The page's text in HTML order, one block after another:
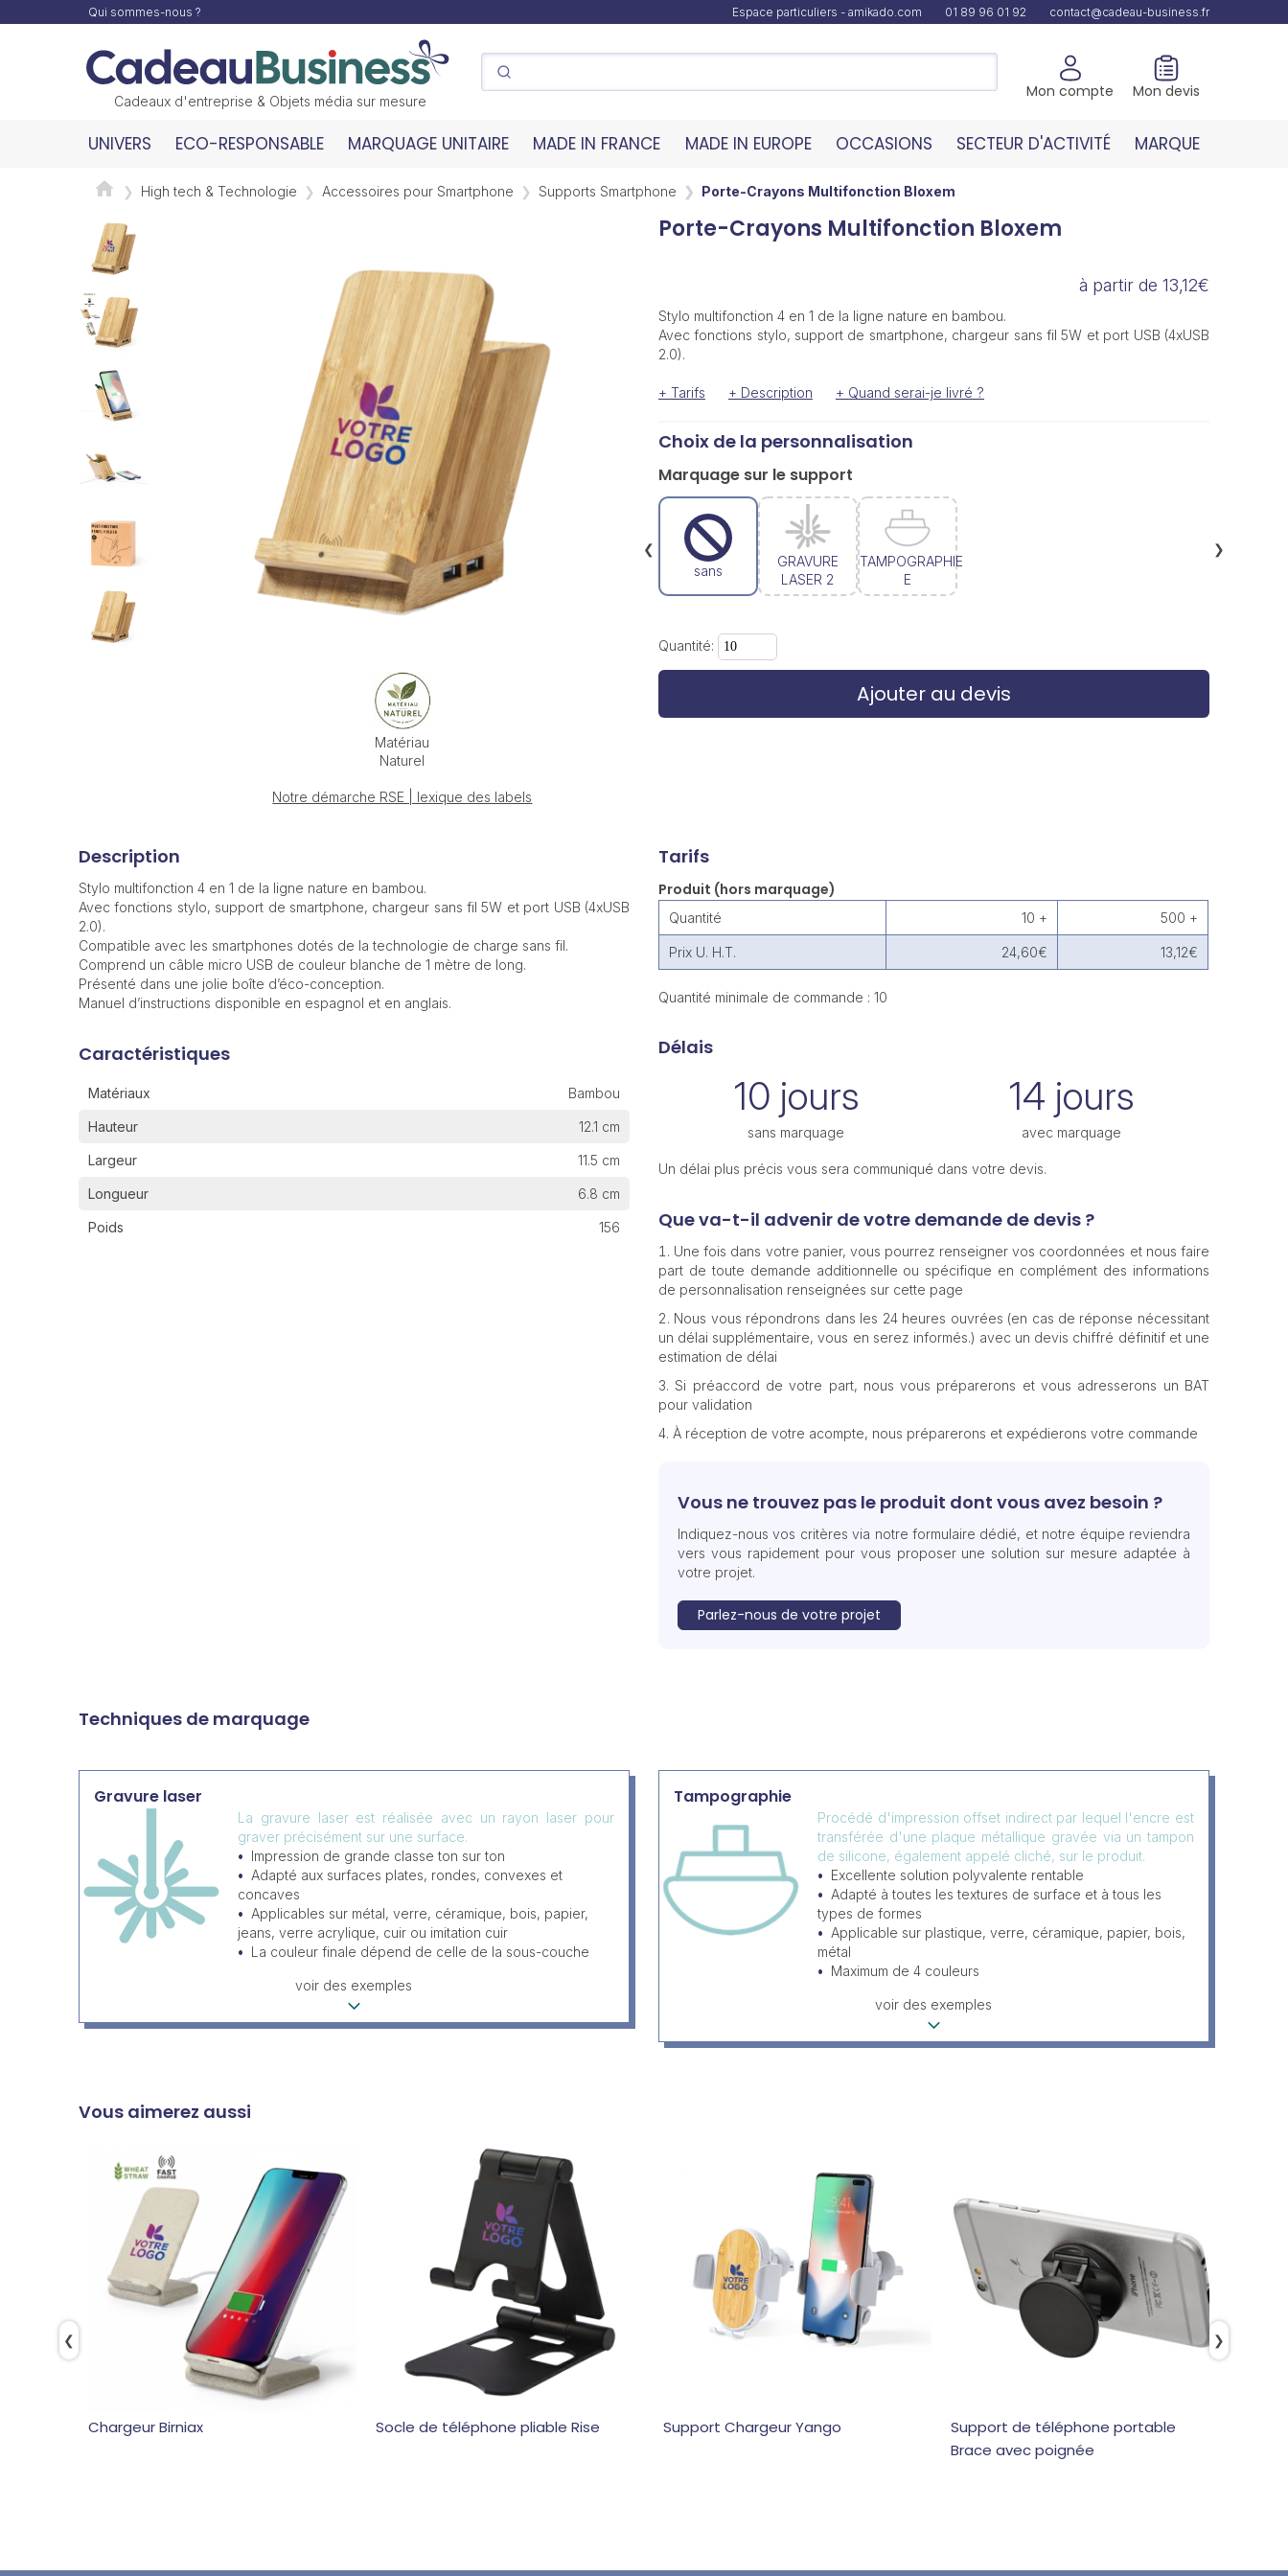
Qui sommes-nous ? Espace particuliers - amikado.com 01 89 96 01 92 contact@cadeau-business.fr
Cadeaux d'entreprise & Objets média sur mesure
Mon compte Mon devis
UNIVERS ECO-RESPONSABLE MARQUAGE UNITAIRE MADE IN FRANCE MADE IN EUROPE OCCASIONS SECTEUR D'ACTIVITÉ MARQUE
High tech & Technologie Accessoires pour Smartphone Supports Smartphone Porte-Crayons Multifonction Bloxem
Matériau
Naturel
Notre démarche RSE | lexique des labels
Porte-Crayons Multifonction Bloxem
à partir de 13,12€
Stylo multifonction 4 en 1 de la ligne nature en bambou.
Avec fonctions stylo, support de smartphone, chargeur sans fil 5W et port USB (4xUSB
2.0).
+ Tarifs + Description + Quand serai-je livré ?
Choix de la personnalisation
Marquage sur le support
sans
GRAVURE
LASER 2
TAMPOGRAPHIE
E
❯
❮
Quantité:
Ajouter au devis
Description
Stylo multifonction 4 en 1 de la ligne nature en bambou.
Avec fonctions stylo, support de smartphone, chargeur sans fil 5W et port USB (4xUSB
2.0).
Compatible avec les smartphones dotés de la technologie de charge sans fil.
Comprend un câble micro USB de couleur blanche de 1 mètre de long.
Présenté dans une jolie boîte d’éco-conception.
Manuel d’instructions disponible en espagnol et en anglais.
Caractéristiques
Matériaux Bambou
Hauteur 12.1 cm
Largeur 11.5 cm
Longueur 6.8 cm
Poids 156
Tarifs
Produit (hors marquage)
Quantité 10 + 500 +
Prix U. H.T. 24,60€ 13,12€
Quantité minimale de commande : 10
Délais
10 jours
sans marquage
14 jours
avec marquage
Un délai plus précis vous sera communiqué dans votre devis.
Que va-t-il advenir de votre demande de devis ?
Une fois dans votre panier, vous pourrez renseigner vos coordonnées et nous faire
part de toute demande additionnelle ou spécifique en complément des informations
de personnalisation renseignées sur cette page
Nous vous répondrons dans les 24 heures ouvrées (en cas de réponse nécessitant
un délai supplémentaire, vous en serez informés.) avec un devis chiffré définitif et une
estimation de délai
Si préaccord de votre part, nous vous préparerons et vous adresserons un BAT
pour validation
À réception de votre acompte, nous préparerons et expédierons votre commande
Vous ne trouvez pas le produit dont vous avez besoin ?
Indiquez-nous vos critères via notre formulaire dédié, et notre équipe reviendra
vers vous rapidement pour vous proposer une solution sur mesure adaptée à
votre projet.
Parlez-nous de votre projet
Techniques de marquage
Gravure laser
La gravure laser est réalisée avec un rayon laser pour
graver précisément sur une surface.
Impression de grande classe ton sur ton
Adapté aux surfaces plates, rondes, convexes et
concaves
Applicables sur métal, verre, céramique, bois, papier,
jeans, verre acrylique, cuir ou imitation cuir
La couleur finale dépend de celle de la sous-couche
voir des exemples
Tampographie
Procédé d'impression offset indirect par lequel l'encre est
transférée d'une plaque métallique gravée via un tampon
de silicone, également appelé cliché, sur le produit.
Excellente solution polyvalente rentable
Adapté à toutes les textures de surface et à tous les
types de formes
Applicable sur plastique, verre, céramique, papier, bois,
métal
Maximum de 4 couleurs
voir des exemples
Vous aimerez aussi
Chargeur Birniax Socle de téléphone pliable Rise Support Chargeur Yango
Support de téléphone portable
Brace avec poignée
❯
❮